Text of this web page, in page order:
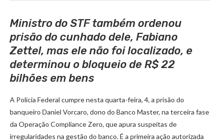
Ministro do STF também ordenou
prisão do cunhado dele, Fabiano
Zettel, mas ele não foi localizado, e
determinou o bloqueio de R$ 22
bilhões em bens
A Polícia Federal cumpre nesta quarta-feira, 4, a prisão do
banqueiro Daniel Vorcaro, dono do Banco Master, na terceira fase
da Operação Compliance Zero, que apura suspeitas de
irregularidades na gestão do banco. É a primeira ação autorizada